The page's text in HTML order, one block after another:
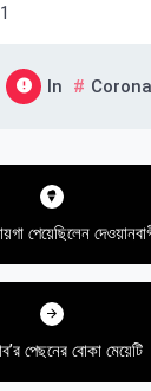
In
পেয়েছিলেন
পেছনের বোকা মেয়েটি